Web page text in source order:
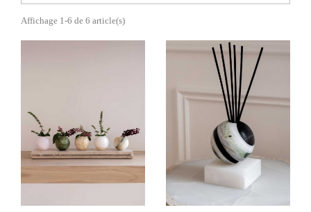
Affichage 1-6 de 6 article(s)